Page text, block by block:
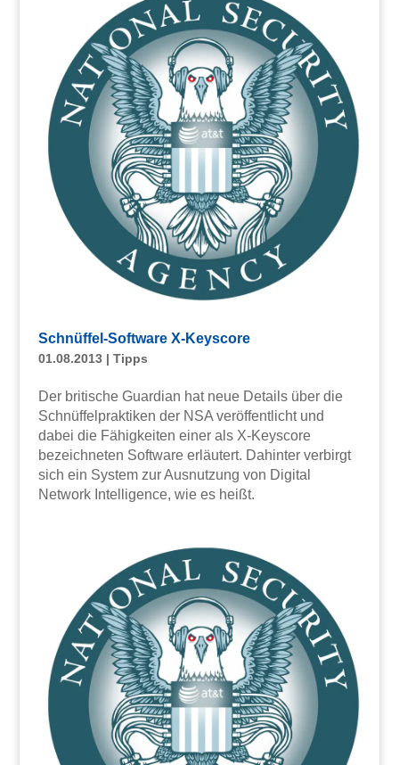
Schnüffel-Software X-Keyscore
01.08.2013| Tipps
Der britische Guardian hat neue Details über die
Schnüffelpraktiken der NSA veröffentlicht und
dabei die Fähigkeiten einer als X-Keyscore
bezeichneten Software erläutert. Dahinter verbirgt
sich ein System zur Ausnutzung von Digital
Network Intelligence, wie es heißt.